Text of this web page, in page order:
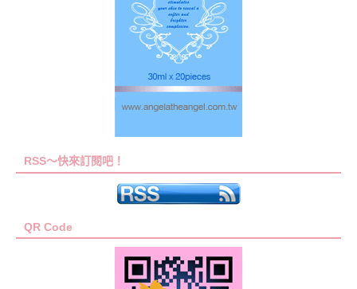
RSS～快來訂閱吧！
QR Code